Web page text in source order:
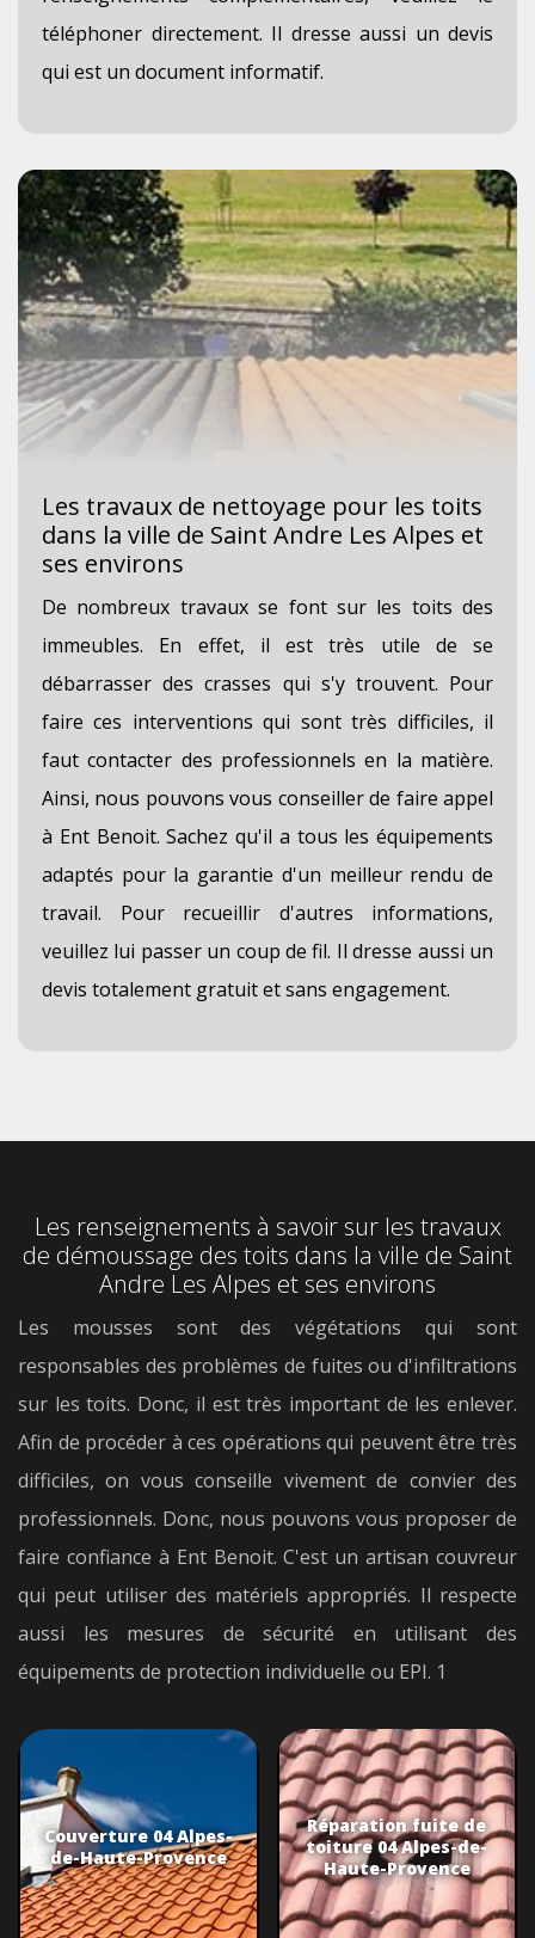
téléphoner directement. Il dresse aussi un devis
qui est un document informatif.
Les travaux de nettoyage pour les toits
dans la ville de Saint Andre Les Alpes et
ses environs
De nombreux travaux se font sur les toits des
immeubles. En effet, il est très utile de se
débarrasser des crasses qui s'y trouvent. Pour
faire ces interventions qui sont très difficiles, il
faut contacter des professionnels en la matière.
Ainsi, nous pouvons vous conseiller de faire appel
à Ent Benoit. Sachez qu'il a tous les équipements
adaptés pour la garantie d'un meilleur rendu de
travail. Pour recueillir d'autres informations,
veuillez lui passer un coup de fil. Il dresse aussi un
devis totalement gratuit et sans engagement.
Les renseignements à savoir sur les travaux
de démoussage des toits dans la ville de Saint
Andre Les Alpes et ses environs
Les mousses sont des végétations qui sont
responsables des problèmes de fuites ou d'infiltrations
sur les toits. Donc, il est très important de les enlever.
Afin de procéder à ces opérations qui peuvent être très
difficiles, on vous conseille vivement de convier des
professionnels. Donc, nous pouvons vous proposer de
faire confiance à Ent Benoit. C'est un artisan couvreur
qui peut utiliser des matériels appropriés. Il respecte
aussi les mesures de sécurité en utilisant des
équipements de protection individuelle ou EPI. 1
Couverture 04 Alpes-
de-Haute-Provence
Réparation fuite de
toiture 04 Alpes-de-
Haute-Provence